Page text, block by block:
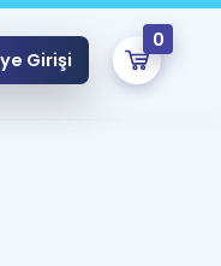
Girişi
0